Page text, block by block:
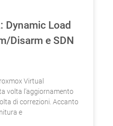
Dynamic Load
Disarm e SDN
Virtual
volta l’aggiornamento
di correzioni. Accanto
e